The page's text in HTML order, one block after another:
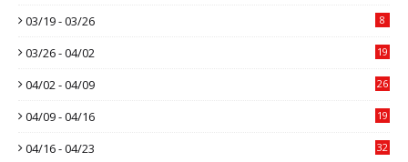
03/19 - 03/26 8
03/26 - 04/02 19
04/02 - 04/09 26
04/09 - 04/16 19
04/16 - 04/23 32